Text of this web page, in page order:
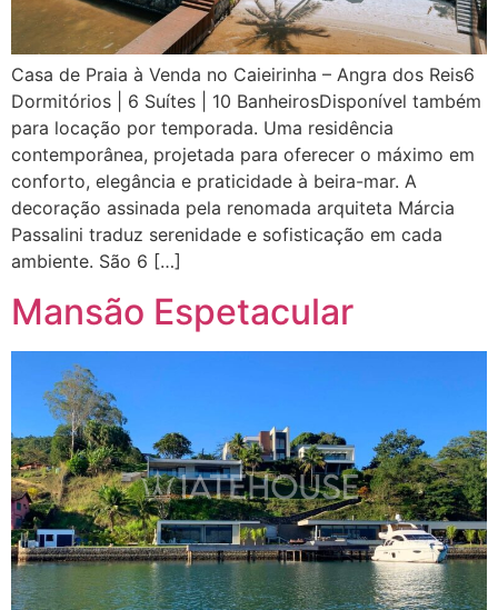
Casa de Praia à Venda no Caieirinha – Angra dos Reis6
Dormitórios | 6 Suítes | 10 BanheirosDisponível também
para locação por temporada. Uma residência
contemporânea, projetada para oferecer o máximo em
conforto, elegância e praticidade à beira-mar. A
decoração assinada pela renomada arquiteta Márcia
Passalini traduz serenidade e sofisticação em cada
ambiente. São 6 […]
Mansão Espetacular